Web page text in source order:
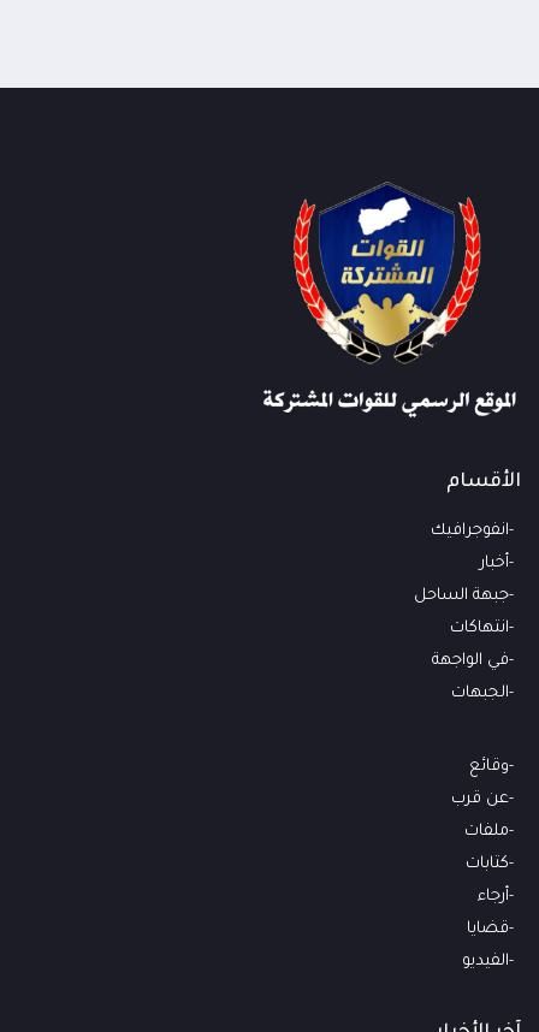
الأقسام
انفوجرافيك
أخبار
جبهة الساحل
انتهاكات
في الواجهة
الجبهات
وقائع
عن قرب
ملفات
كتابات
أرجاء
قضايا
الفيديو